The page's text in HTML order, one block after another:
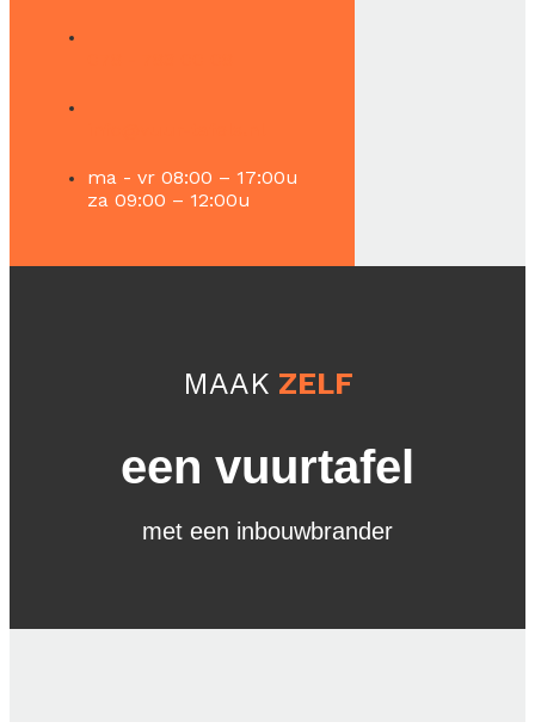
ma - vr 08:00 – 17:00u
za 09:00 – 12:00u
MAAK ZELF
een vuurtafel
met een inbouwbrander